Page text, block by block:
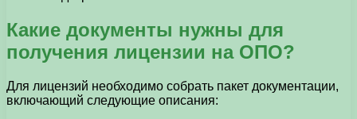
Какие документы нужны для
получения лицензии на ОПО?
Для лицензий необходимо собрать пакет документации,
включающий следующие описания: